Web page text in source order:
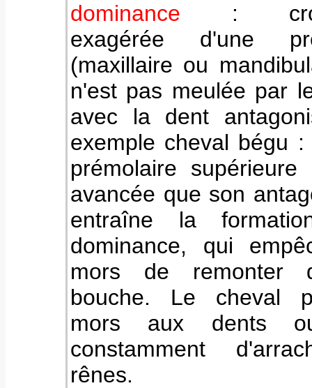
dominance :
exagérée d'une
(maxillaire ou
n'est pas meulée par
avec la dent
exemple cheval bégu
prémolaire
avancée que son
entraîne la
dominance, qui
mors de remonter
bouche. Le cheval
mors aux dents
constamment
rênes.